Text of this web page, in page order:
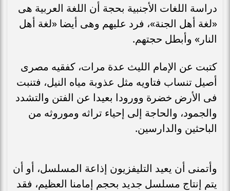
دراسة اللغات الأجنبية بحجة أن اللغة العربية هى
«لغة أهل الجنة»، فرد عليهم وهى أيضا «لغة أهل
النار» وأبطل حجتهم.
كتبت عن الإمام الليث عدة مرات، كفقيه مصرى
أصيل تنساب فتاويه مثل عذوبة مياه النيل، فتنبت
فى الأرض خضرة وورودا بعيدا عن الفتن والتشدد
والجمود، والحاجة إلى إحياء تراثه وموروثه من
الباحثين والدارسين.
وأتمنى أن يعيد التليفزيون إذاعة المسلسل، أو أن
يتم إنتاج مسلسل جديد بحجم إمامنا العظيم، فقد